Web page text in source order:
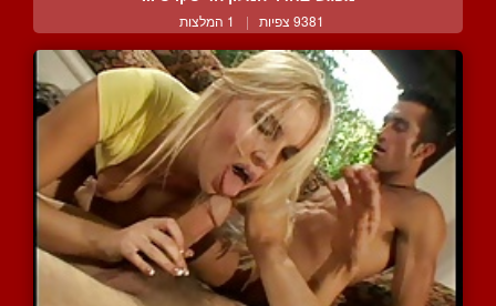
9381 צפיות | 1 המלצות